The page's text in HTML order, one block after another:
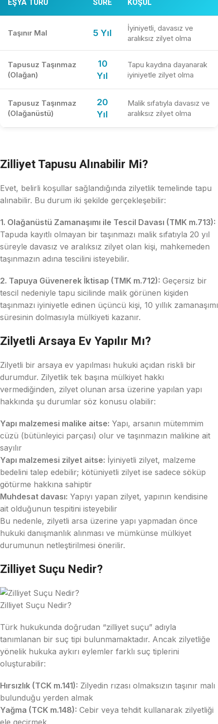
EŞYA TÜRÜ SÜRE KOŞUL
Taşınır Mal 5 Yıl
İyiniyetli, davasız ve
aralıksız zilyet olma
Tapusuz Taşınmaz
(Olağan)
10
Yıl
Tapu kaydına dayanarak
iyiniyetle zilyet olma
Tapusuz Taşınmaz
(Olağanüstü)
20
Yıl
Malik sıfatıyla davasız ve
aralıksız zilyet olma
Zilliyet Tapusu Alınabilir Mi?
Evet, belirli koşullar sağlandığında zilyetlik temelinde tapu
alınabilir. Bu durum iki şekilde gerçekleşebilir:
1. Olağanüstü Zamanaşımı ile Tescil Davası (TMK m.713):
Tapuda kayıtlı olmayan bir taşınmazı malik sıfatıyla 20 yıl
süreyle davasız ve aralıksız zilyet olan kişi, mahkemeden
taşınmazın adına tescilini isteyebilir.
2. Tapuya Güvenerek İktisap (TMK m.712): Geçersiz bir
tescil nedeniyle tapu sicilinde malik görünen kişiden
taşınmazı iyiniyetle edinen üçüncü kişi, 10 yıllık zamanaşımı
süresinin dolmasıyla mülkiyeti kazanır.
Zilyetli Arsaya Ev Yapılır Mı?
Zilyetli bir arsaya ev yapılması hukuki açıdan riskli bir
durumdur. Zilyetlik tek başına mülkiyet hakkı
vermediğinden, zilyet olunan arsa üzerine yapılan yapı
hakkında şu durumlar söz konusu olabilir:
Yapı malzemesi malike aitse: Yapı, arsanın mütemmim
cüzü (bütünleyici parçası) olur ve taşınmazın malikine ait
sayılır
Yapı malzemesi zilyet aitse: İyiniyetli zilyet, malzeme
bedelini talep edebilir; kötüniyetli zilyet ise sadece söküp
götürme hakkına sahiptir
Muhdesat davası: Yapıyı yapan zilyet, yapının kendisine
ait olduğunun tespitini isteyebilir
Bu nedenle, zilyetli arsa üzerine yapı yapmadan önce
hukuki danışmanlık alınması ve mümkünse mülkiyet
durumunun netleştirilmesi önerilir.
Zilliyet Suçu Nedir?
Zilliyet Suçu Nedir?
Türk hukukunda doğrudan “zilliyet suçu” adıyla
tanımlanan bir suç tipi bulunmamaktadır. Ancak zilyetliğe
yönelik hukuka aykırı eylemler farklı suç tiplerini
oluşturabilir:
Hırsızlık (TCK m.141): Zilyedin rızası olmaksızın taşınır malı
bulunduğu yerden almak
Yağma (TCK m.148): Cebir veya tehdit kullanarak zilyetliği